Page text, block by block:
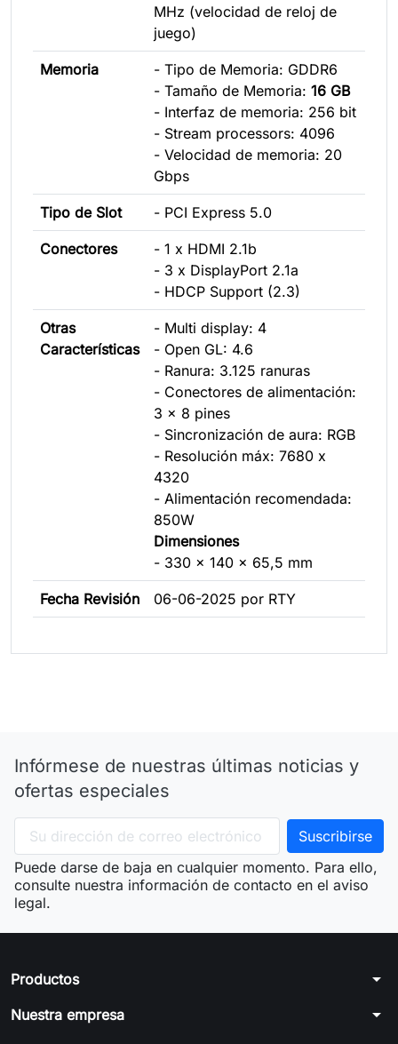
MHz (velocidad de reloj de
juego)
Memoria
- Tipo de Memoria: GDDR6
- Tamaño de Memoria: 16 GB
- Interfaz de memoria: 256 bit
- Stream processors: 4096
- Velocidad de memoria: 20
Gbps
Tipo de Slot - PCI Express 5.0
Conectores
- 1 x HDMI 2.1b
- 3 x DisplayPort 2.1a
- HDCP Support (2.3)
Otras
Características
- Multi display: 4
- Open GL: 4.6
- Ranura: 3.125 ranuras
- Conectores de alimentación:
3 x 8 pines
- Sincronización de aura: RGB
- Resolución máx: 7680 x
4320
- Alimentación recomendada:
850W
Dimensiones
- 330 x 140 x 65,5 mm
Fecha Revisión 06-06-2025 por RTY
Infórmese de nuestras últimas noticias y
ofertas especiales
Puede darse de baja en cualquier momento. Para ello,
consulte nuestra información de contacto en el aviso
legal.
Productos arrow_drop_down
Nuestra empresa arrow_drop_down